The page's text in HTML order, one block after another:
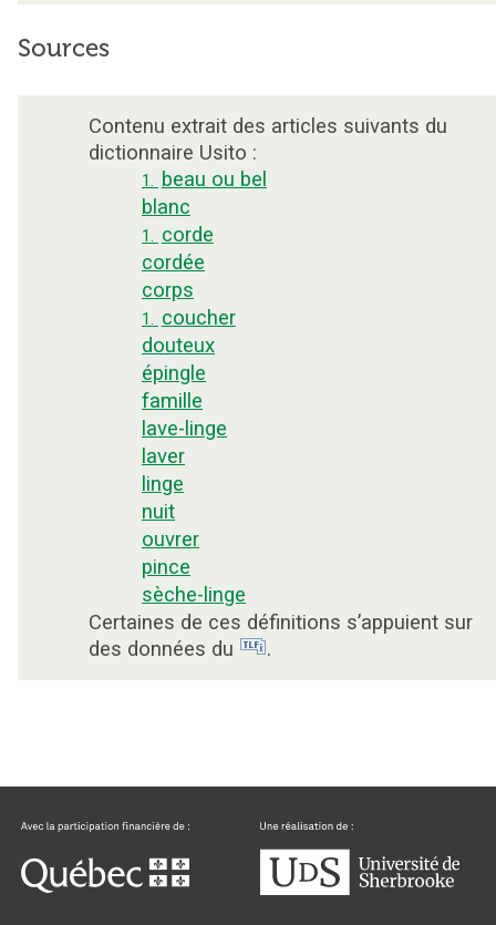
Sources
Contenu extrait des articles suivants du
dictionnaire Usito :
1. beau ou bel
blanc
1. corde
cordée
corps
1. coucher
douteux
épingle
famille
lave-linge
laver
linge
nuit
ouvrer
pince
sèche-linge
Certaines de ces définitions s’appuient sur
des données du
.